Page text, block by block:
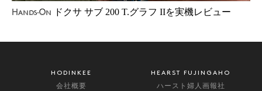
Hands-On ドクサ サブ 200 T.グラフ IIを実機レビュー
HODINKEE
会社概要
HEARST FUJINGAHO
ハースト婦人画報社